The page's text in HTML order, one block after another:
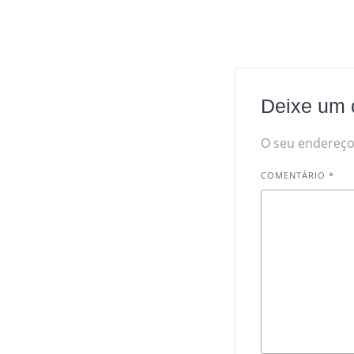
Deixe um
O seu
COMENTÁRIO*